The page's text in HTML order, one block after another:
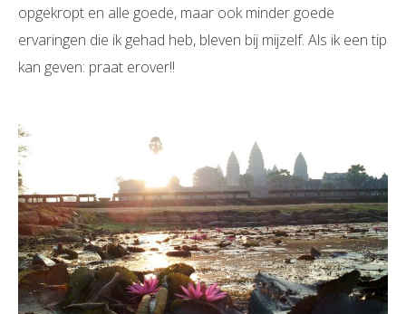
opgekropt en alle goede, maar ook minder goede
ervaringen die ik gehad heb, bleven bij mijzelf. Als ik een tip
kan geven: praat erover!!